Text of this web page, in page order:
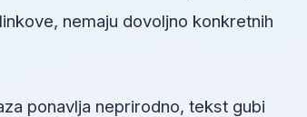
nemaju dovoljno konkretnih
ponavlja neprirodno, tekst gubi